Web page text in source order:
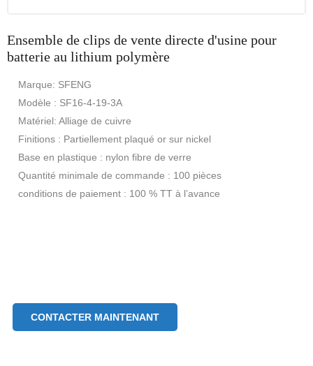
Ensemble de clips de vente directe d'usine pour
batterie au lithium polymère
Marque: SFENG
Modèle : SF16-4-19-3A
Matériel: Alliage de cuivre
Finitions : Partiellement plaqué or sur nickel
Base en plastique : nylon fibre de verre
Quantité minimale de commande : 100 pièces
conditions de paiement : 100 % TT à l’avance
CONTACTER MAINTENANT